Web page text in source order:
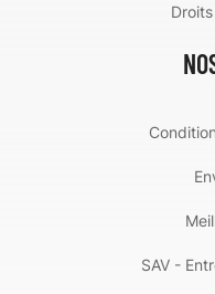
SAV -